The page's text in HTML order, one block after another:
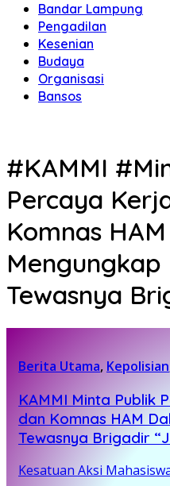
Bandar Lampung
Pengadilan
Kesenian
Budaya
Organisasi
Bansos
#KAMMI
Percaya
Komnas
Mengungkap
Tewasnya
Berita Utama, Kepolisian
KAMMI Minta Publik
dan Komnas HAM
Tewasnya Brigadir
Kesatuan Aksi